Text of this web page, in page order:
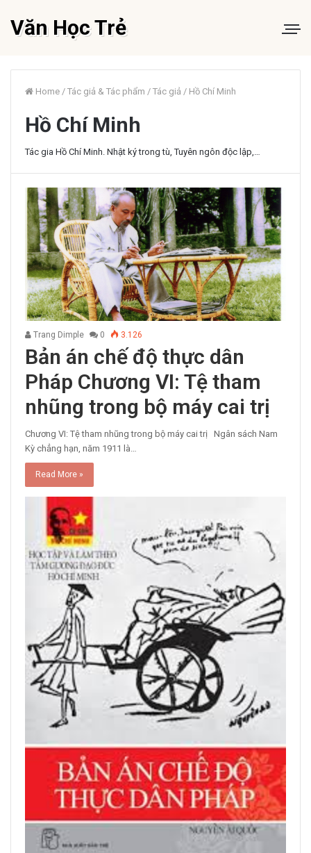
Văn Học Trẻ
Home / Tác giả & Tác phẩm / Tác giả / Hồ Chí Minh
Hồ Chí Minh
Tác gia Hồ Chí Minh. Nhật ký trong tù, Tuyên ngôn độc lập,…
Trang Dimple 0 3.126
Bản án chế độ thực dân
Pháp Chương VI: Tệ tham
nhũng trong bộ máy cai trị
Chương VI: Tệ tham nhũng trong bộ máy cai trị Ngân sách Nam
Kỳ chẳng hạn, năm 1911 là…
Read More »